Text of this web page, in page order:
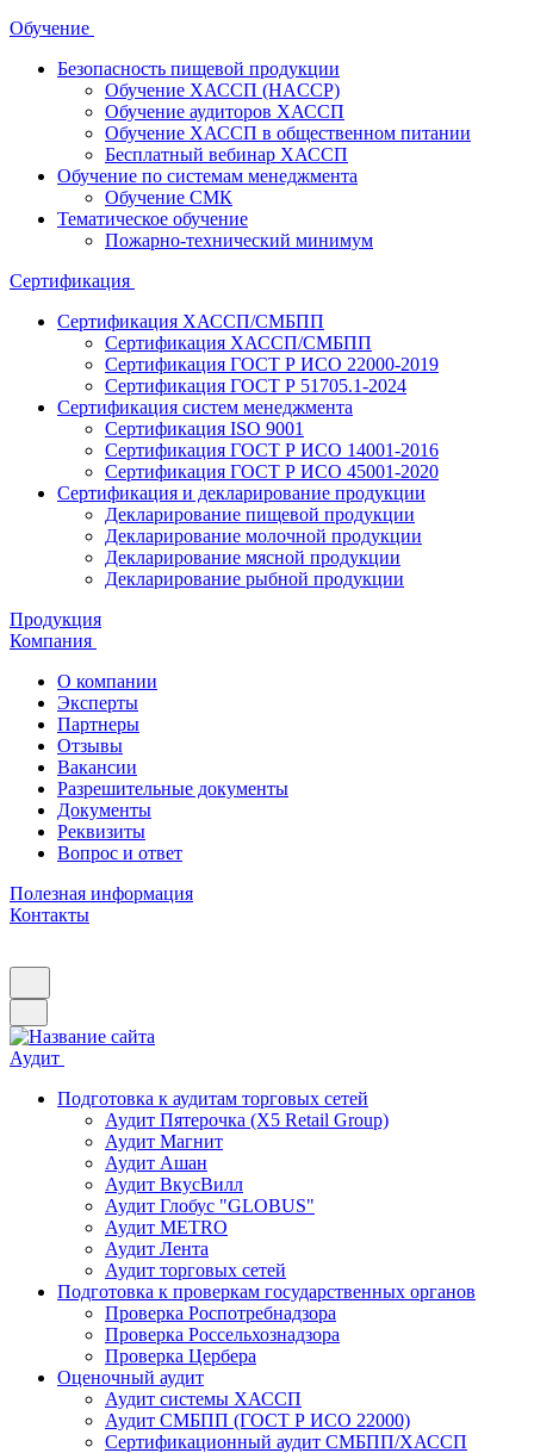
Обучение
Безопасность пищевой продукции
Обучение ХАССП (HACCP)
Обучение аудиторов ХАССП
Обучение ХАССП в общественном питании
Бесплатный вебинар ХАССП
Обучение по системам менеджмента
Обучение СМК
Тематическое обучение
Пожарно-технический минимум
Сертификация
Сертификация ХАССП/СМБПП
Сертификация ХАССП/СМБПП
Сертификация ГОСТ Р ИСО 22000-2019
Сертификация ГОСТ Р 51705.1-2024
Сертификация систем менеджмента
Сертификация ISO 9001
Сертификация ГОСТ Р ИСО 14001-2016
Сертификация ГОСТ Р ИСО 45001-2020
Сертификация и декларирование продукции
Декларирование пищевой продукции
Декларирование молочной продукции
Декларирование мясной продукции
Декларирование рыбной продукции
Продукция
Компания
О компании
Эксперты
Партнеры
Отзывы
Вакансии
Разрешительные документы
Документы
Реквизиты
Вопрос и ответ
Полезная информация
Контакты
Аудит
Подготовка к аудитам торговых сетей
Аудит Пятерочка (X5 Retail Group)
Аудит Магнит
Аудит Ашан
Аудит ВкусВилл
Аудит Глобус "GLOBUS"
Аудит METRO
Аудит Лента
Аудит торговых сетей
Подготовка к проверкам государственных органов
Проверка Роспотребнадзора
Проверка Россельхознадзора
Проверка Цербера
Оценочный аудит
Аудит системы ХАССП
Аудит СМБПП (ГОСТ Р ИСО 22000)
Сертификационный аудит СМБПП/ХАССП